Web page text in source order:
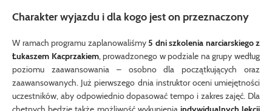
Charakter wyjazdu i dla kogo jest on przeznaczony
W ramach programu zaplanowaliśmy5 dni szkolenia narciarskiego z
Łukaszem Kacprzakiem, prowadzonego w podziale na grupy według
poziomu zaawansowania – osobno dla początkujących oraz
zaawansowanych. Już pierwszego dnia instruktor oceni umiejętności
uczestników, aby odpowiednio dopasować tempo i zakres zajęć. Dla